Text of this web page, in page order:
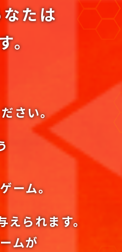
たは
。
さい。
ーム。
えられます。
ムが